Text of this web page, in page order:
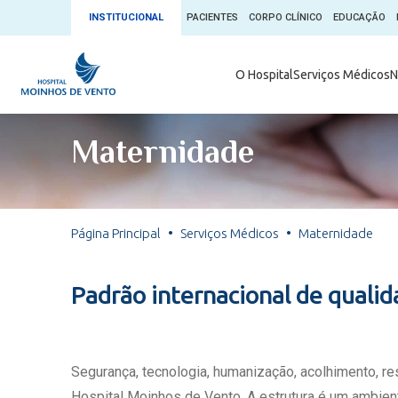
INSTITUCIONAL PACIENTES CORPO CLÍNICO EDUCAÇÃO
O HospitalServiços Médicos
Serviços Médicos
Núcleos e Especialidades
Exames
Fale com o Moinhos
Seu Médico
Ambulatório
Comitê de
Conheça
Blog Saúde
Convênios
Doação de
Escritório
Maternidade
Página Principal Serviços Médicos Maternidade
Padrão internacional de
Segurança, tecnologia, humanização, acolhimento,